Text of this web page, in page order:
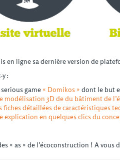
en ligne sa dernière version de
:
game « Domikos » dont le but
modélisation 3D de du bâtiment de
fiches détaillées de caractéristiques
explication en quelques clics du
« as » de l’écoconstruction ! A vous